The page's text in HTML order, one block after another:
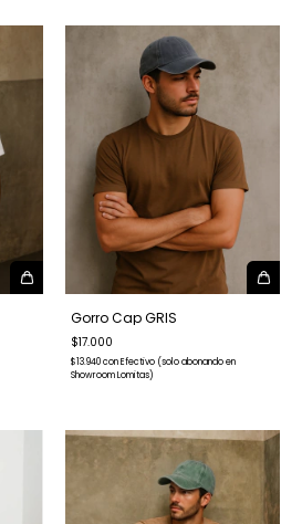
Gorro Cap GRIS
$17.000
$13.940conEfectivo (solo abonando en
Showroom Lomitas)